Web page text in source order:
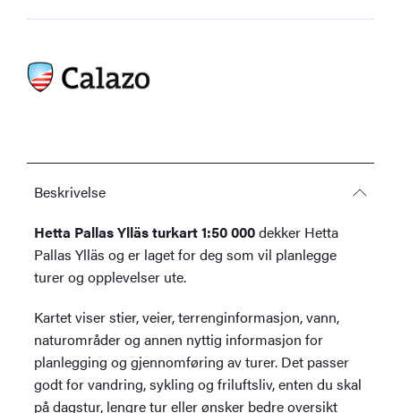
Beskrivelse
Hetta Pallas Ylläs turkart 1:50 000dekker Hetta
Pallas Ylläs og er laget for deg som vil planlegge
turer og opplevelser ute.
Kartet viser stier, veier, terrenginformasjon, vann,
naturområder og annen nyttig informasjon for
planlegging og gjennomføring av turer. Det passer
godt for vandring, sykling og friluftsliv, enten du skal
på dagstur, lengre tur eller ønsker bedre oversikt